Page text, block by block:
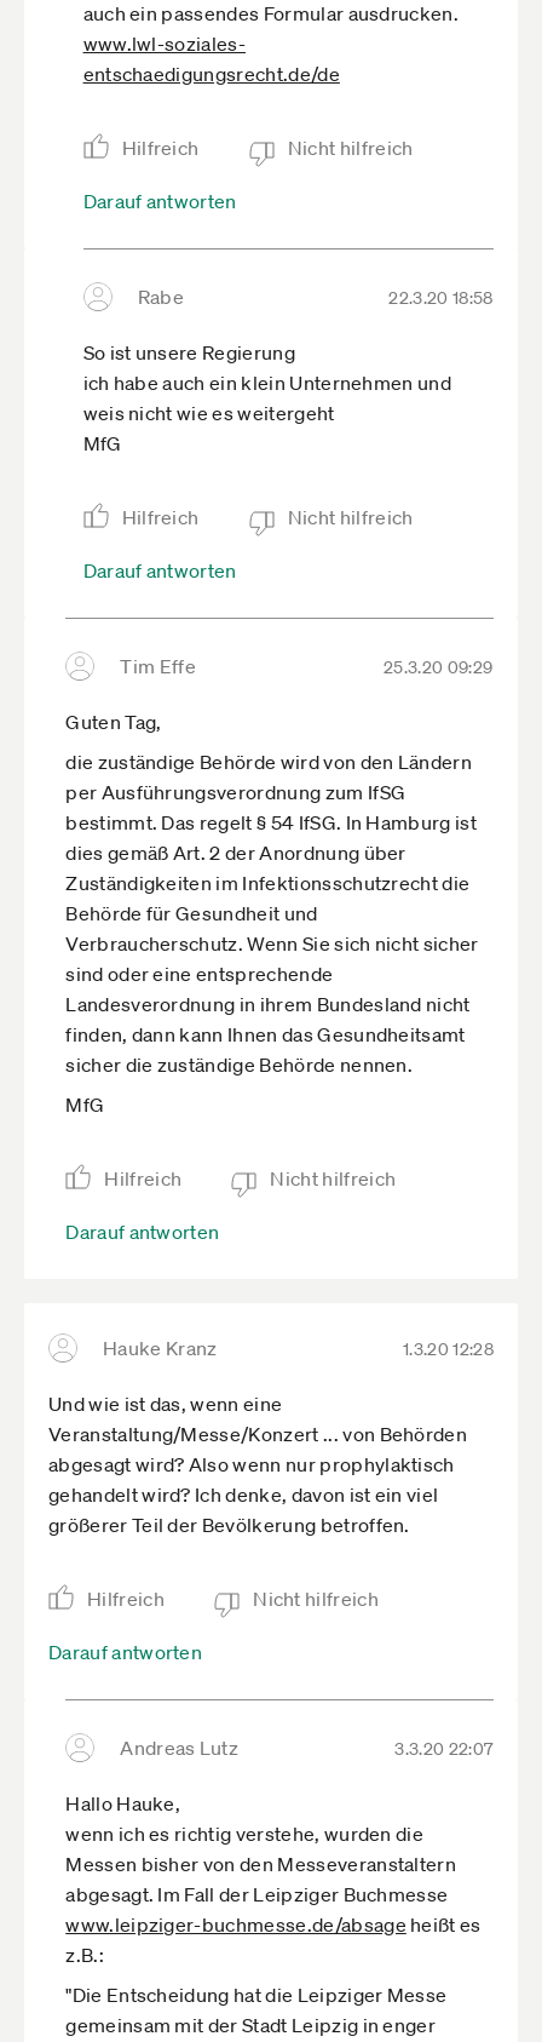
auch ein passendes Formular ausdrucken.
www.lwl-soziales-
entschaedigungsrecht.de­/de
Hilfreich Nicht hilfreich
Darauf antworten
Rabe 22.3.20 18:58
So ist unsere Regierung
ich habe auch ein klein Unternehmen und
weis nicht wie es weitergeht
MfG
Hilfreich Nicht hilfreich
Darauf antworten
Tim Effe 25.3.20 09:29
Guten Tag,
die zuständige Behörde wird von den Ländern
per Ausführungsverordnung zum IfSG
bestimmt. Das regelt § 54 IfSG. In Hamburg ist
dies gemäß Art. 2 der Anordnung über
Zuständigkeiten im Infektionsschutzrecht die
Behörde für Gesundheit und
Verbraucherschutz. Wenn Sie sich nicht sicher
sind oder eine entsprechende
Landesverordnung in ihrem Bundesland nicht
finden, dann kann Ihnen das Gesundheitsamt
sicher die zuständige Behörde nennen.
MfG
Hilfreich Nicht hilfreich
Darauf antworten
Hauke Kranz 1.3.20 12:28
Und wie ist das, wenn eine
Veranstaltung/Messe/Konzert ... von Behörden
abgesagt wird? Also wenn nur prophylaktisch
gehandelt wird? Ich denke, davon ist ein viel
größerer Teil der Bevölkerung betroffen.
Hilfreich Nicht hilfreich
Darauf antworten
Andreas Lutz 3.3.20 22:07
Hallo Hauke,
wenn ich es richtig verstehe, wurden die
Messen bisher von den Messeveranstaltern
abgesagt. Im Fall der Leipziger Buchmesse
www.leipziger-buchmesse.de­/absage heißt es
z.B.:
"Die Entscheidung hat die Leipziger Messe
gemeinsam mit der Stadt Leipzig in enger